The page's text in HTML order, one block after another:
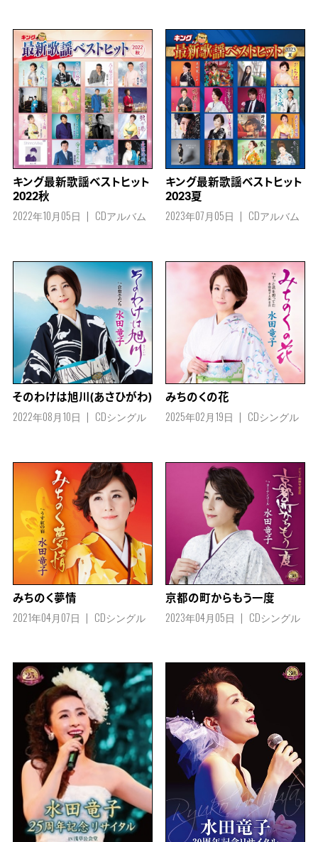
キング最新歌謡ベストヒット
2022秋
2022年10月05日 CDアルバム
キング最新歌謡ベストヒット
2023夏
2023年07月05日 CDアルバム
そのわけは旭川(あさひがわ)
2022年08月10日 CDシングル
みちのくの花
2025年02月19日 CDシングル
みちのく夢情
2021年04月07日 CDシングル
京都の町からもう一度
2023年04月05日 CDシングル